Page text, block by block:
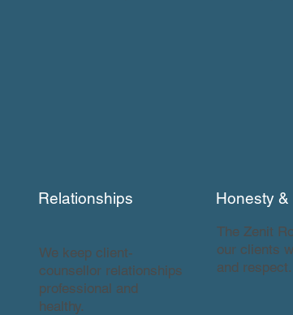
Relationships
We keep client-
counsellor relationships
professional and
healthy.
Honesty &
The Zenit
our clients
and respect.